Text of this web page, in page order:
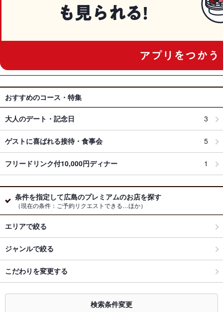
おすすめのコース・特集
大人のデート・記念日 3
ゲストに喜ばれる接待・食事会 5
フリードリンク付10,000円ディナー 1
条件を指定して広島のプレミアムのお店を探す
（現在の条件：ご予約リクエストできる…ほか）
エリアで絞る
ジャンルで絞る
こだわりを変更する
検索条件変更